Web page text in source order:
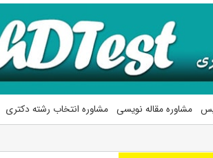
مشاوره مقاله نویسی مشاوره انتخاب رشته دکتری